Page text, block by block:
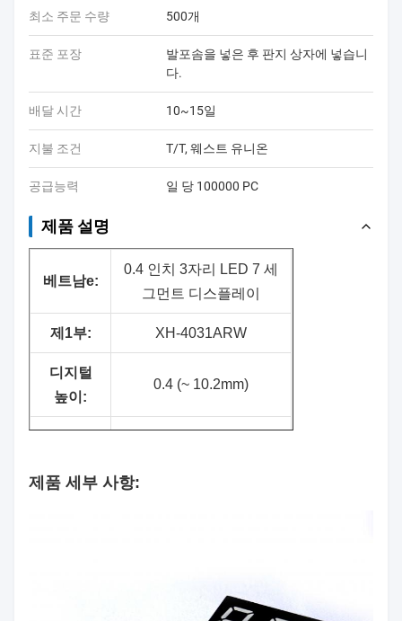
최소 주문 수량 500개
표준 포장
발포솜을 넣은 후 판지 상자에 넣습니
다.
배달 시간 10~15일
지불 조건 T/T, 웨스트 유니온
공급능력 일 당 100000 PC
제품 설명
베트남e:
0.4 인치 3자리 LED 7 세
그먼트 디스플레이
제1부: XH-4031ARW
디지털
높이:
0.4 (~ 10.2mm)
른색/백색
제품 세부 사항: